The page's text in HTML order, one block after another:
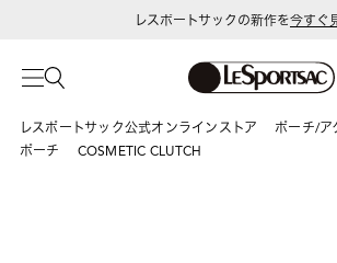
レスポートサックの新作を今すぐ
レスポートサック公式オンラインストア
ポーチ/ア
ポーチ
COSMETIC CLUTCH